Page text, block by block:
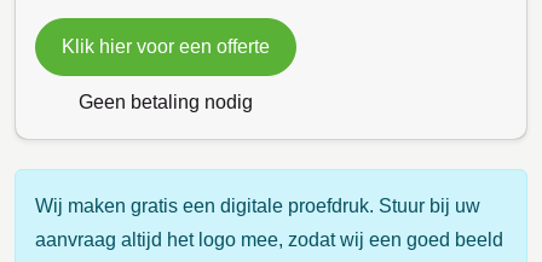
Klik hier voor een offerte
Geen betaling nodig
Wij maken gratis een digitale proefdruk. Stuur bij uw
aanvraag altijd het logo mee, zodat wij een goed beeld